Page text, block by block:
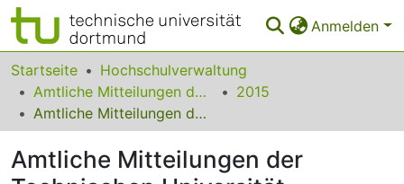
Anmelden
Bereiche & Sammlungen
Das gesamte Repositorium
FAQ
Startseite
Hochschulverwaltung
Amtliche Mitteilungen der Technischen Universität Dortmund
2015
Amtliche Mitteilungen der Technischen Universität Dortmund Nr. 2/2015
Amtliche Mitteilungen der